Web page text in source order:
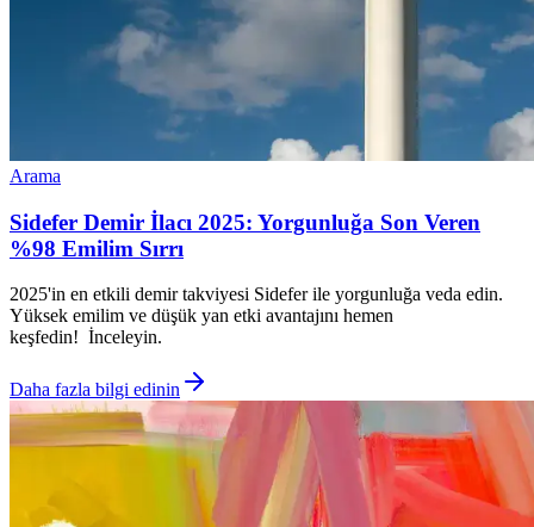
Arama
Sidefer Demir İlacı 2025: Yorgunluğa Son Veren
%98 Emilim Sırrı
2025'in en etkili demir takviyesi Sidefer ile yorgunluğa veda edin.
Yüksek emilim ve düşük yan etki avantajını hemen
keşfedin! İnceleyin.
Daha fazla bilgi edinin